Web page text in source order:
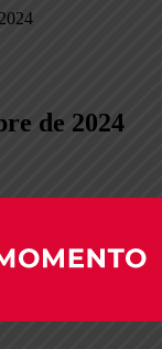
de 2024